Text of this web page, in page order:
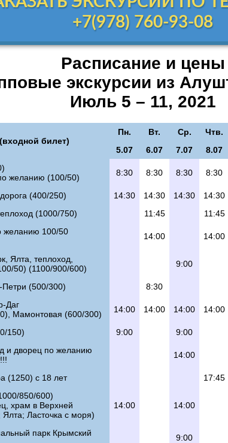
+7(978) 760-93-08
Расписание и цены
экскурсии из
Июль 5 – 11, 2021
билет)
Пн. Вт. Ср. Чтв.
5.07
6.07 7.07 8.07
желанию (100/50)
8:30 8:30 8:30 8:30
(400/250) 14:30 14:30 14:30 14:30
(1000/750)
11:45 11:45
желанию 100/50
14:00 14:00
Ялта, теплоход,
50) (1100/900/600)
9:00
(500/300) 8:30
Даг
Мамонтовая (600/300)
14:00 14:00 14:00 14:00
150) 9:00 9:00
и дворец по желанию
14:00
(1250) с 18 лет 17:45
850/600)
храм в Верхней
Ласточка с моря)
14:00 14:00
парк Крымский
9:00